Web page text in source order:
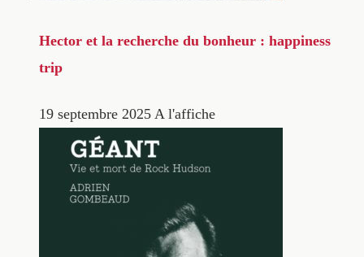
Hector et la recherche du bonheur : happiness
trip
19 septembre 2025 A l'affiche